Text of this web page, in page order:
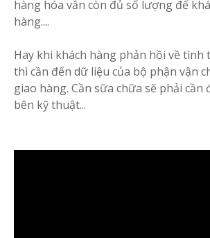
hàng hóa vẫn còn đủ số lượng để
hàng....
Hay khi khách hàng phản hồi về tình
thì cần đến dữ liệu của bộ phận vận
giao hàng. Cần sữa chữa sẽ phải cần
bên kỹ thuật...